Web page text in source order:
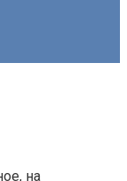
на